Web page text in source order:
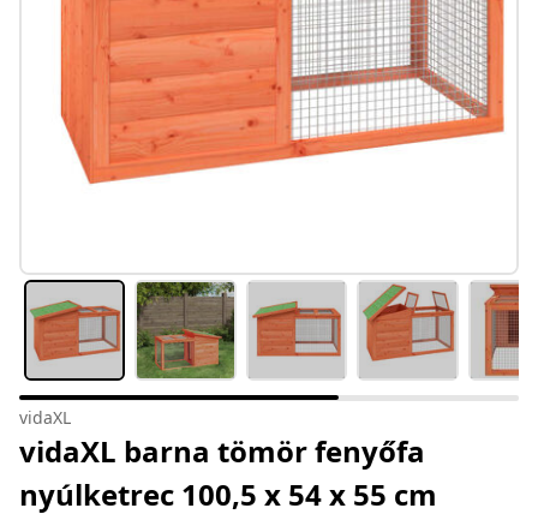
vidaXL
vidaXL barna tömör fenyőfa
nyúlketrec 100,5 x 54 x 55 cm